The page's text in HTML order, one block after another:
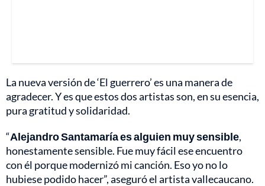
La nueva versión de ‘El guerrero’ es una manera de
agradecer. Y es que estos dos artistas son, en su esencia,
pura gratitud y solidaridad.
“Alejandro Santamaría es alguien muy sensible,
honestamente sensible. Fue muy fácil ese encuentro
con él porque modernizó mi canción. Eso yo no lo
hubiese podido hacer”, aseguró el artista vallecaucano.